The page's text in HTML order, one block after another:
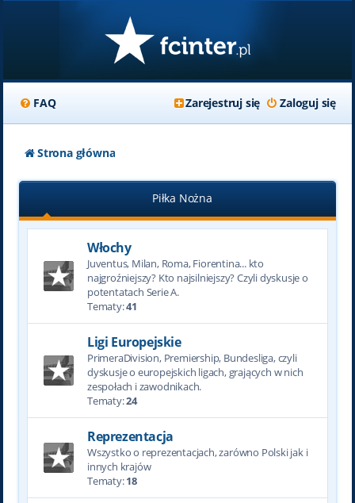
FAQ Zaloguj się
Zarejestruj się
Strona główna
Piłka Nożna
Włochy
Juventus, Milan, Roma, Fiorentina... kto
najgroźniejszy? Kto najsilniejszy? Czyli dyskusje o
potentatach Serie A.
Tematy:41
Ligi Europejskie
PrimeraDivision, Premiership, Bundesliga, czyli
dyskusje o europejskich ligach, grających w nich
zespołach i zawodnikach.
Tematy:24
Reprezentacja
Wszystko o reprezentacjach, zarówno Polski jak i
innych krajów
Tematy:18